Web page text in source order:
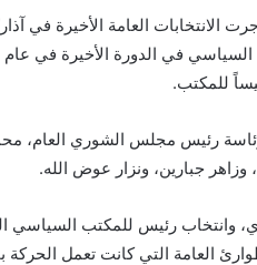
عامة دورية، كل 4 سنوات، إذ جرت الانتخابات العامة
رئيس مجلس الشوري العام،
جبارين، ونزار عوض الله.
وانتخاب رئيس للمكتب السياسي
العامة التي كانت تعمل الحركة